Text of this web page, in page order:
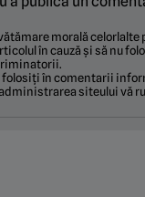
morală celorlalte
în cauză și să nu
în comentarii
siteului vă